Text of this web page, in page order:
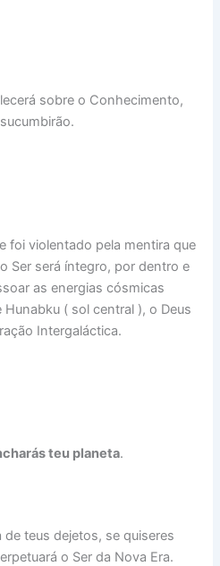
sobre o Conhecimento,
foi violentado pela mentira que
Ser será íntegro, por dentro e
as energias cósmicas
( sol central ), o Deus
Intergaláctica.
teu planeta.
de teus dejetos, se quiseres
o Ser da Nova Era.